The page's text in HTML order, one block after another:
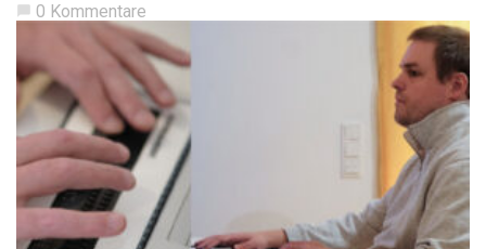
chat_bubble 0 Kommentare